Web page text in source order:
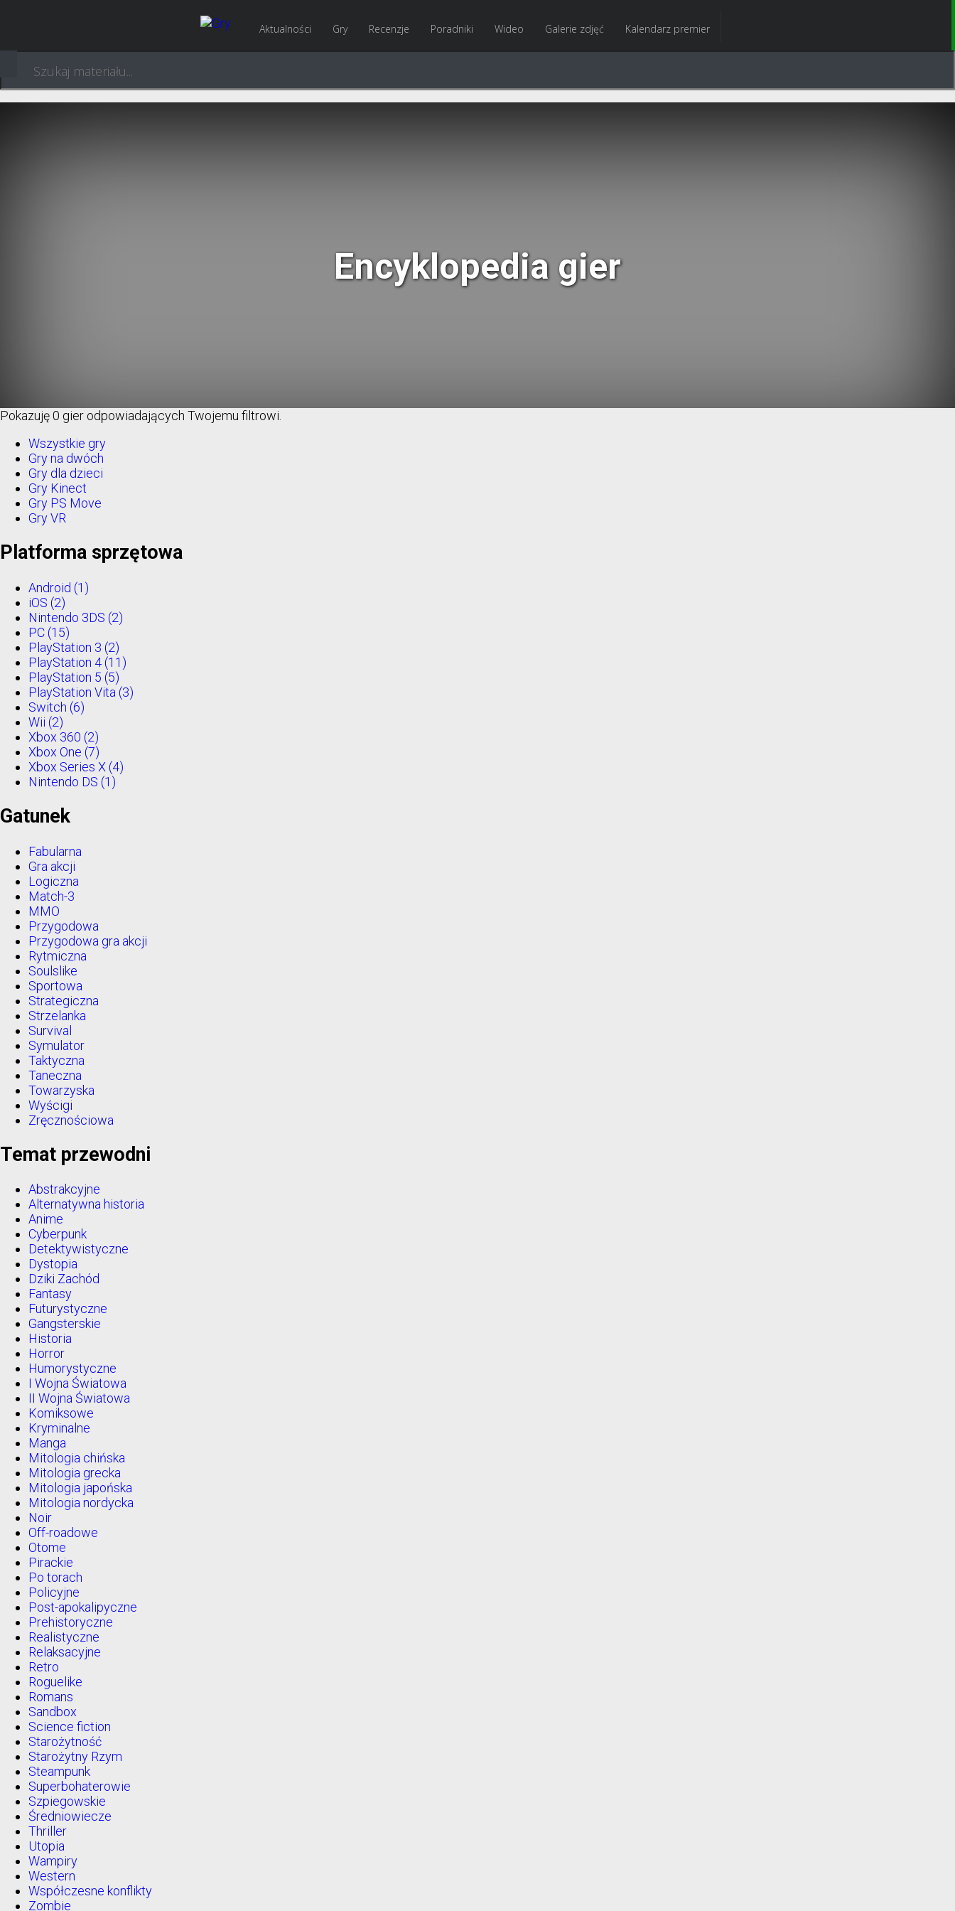
Aktualności Gry Recenzje Poradniki Wideo Galerie zdjęć Kalendarz premier
Encyklopedia gier
Pokazuję0 gier odpowiadających Twojemu filtrowi.
Wszystkie gry
Gry na dwóch
Gry dla dzieci
Gry Kinect
Gry PS Move
Gry VR
Platforma sprzętowa
Android (1)
iOS (2)
Nintendo 3DS (2)
PC(15)
PlayStation 3 (2)
PlayStation 4(11)
PlayStation 5 (5)
PlayStation Vita (3)
Switch (6)
Wii (2)
Xbox 360 (2)
Xbox One (7)
Xbox Series X(4)
Nintendo DS (1)
Gatunek
Fabularna
Gra akcji
Logiczna
Match-3
MMO
Przygodowa
Przygodowa gra akcji
Rytmiczna
Soulslike
Sportowa
Strategiczna
Strzelanka
Survival
Symulator
Taktyczna
Taneczna
Towarzyska
Wyścigi
Zręcznościowa
Temat przewodni
Abstrakcyjne
Alternatywna historia
Anime
Cyberpunk
Detektywistyczne
Dystopia
Dziki Zachód
Fantasy
Futurystyczne
Gangsterskie
Historia
Horror
Humorystyczne
I Wojna Światowa
II Wojna Światowa
Komiksowe
Kryminalne
Manga
Mitologia chińska
Mitologia grecka
Mitologia japońska
Mitologia nordycka
Noir
Off-roadowe
Otome
Pirackie
Po torach
Policyjne
Post-apokalipyczne
Prehistoryczne
Realistyczne
Relaksacyjne
Retro
Roguelike
Romans
Sandbox
Science fiction
Starożytność
Starożytny Rzym
Steampunk
Superbohaterowie
Szpiegowskie
Średniowiecze
Thriller
Utopia
Wampiry
Western
Współczesne konflikty
Zombie